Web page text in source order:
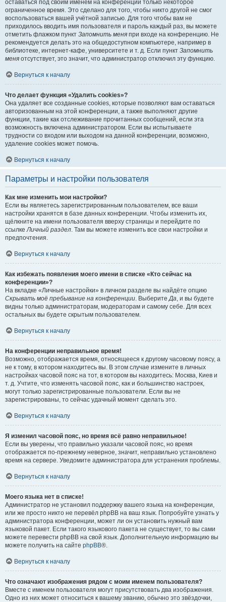
оставаться под своим именем на конференции только некоторое
ограниченное время. Это сделано для того, чтобы никто другой не смог
воспользоваться вашей учётной записью. Для того чтобы вам не
приходилось вводить имя пользователя и пароль каждый раз, вы можете
отметить флажком пункт Запомнить меня при входе на конференцию. Не
рекомендуется делать это на общедоступном компьютере, например в
библиотеке, интернет-кафе, университете и т. д. Если пункт Запомнить
меня отсутствует, это значит, что администратор отключил эту функцию.
Вернуться к началу
Что делает функция «Удалить cookies»?
Она удаляет все созданные cookies, которые позволяют вам оставаться
авторизованным на этой конференции, а также выполняют другие
функции, такие как отслеживание прочитанных сообщений, если эта
возможность включена администратором. Если вы испытываете
трудности со входом или выходом на данной конференции, возможно,
удаление cookies может помочь.
Вернуться к началу
Параметры и настройки пользователя
Как мне изменить мои настройки?
Если вы являетесь зарегистрированным пользователем, все ваши
настройки хранятся в базе данных конференции. Чтобы изменить их,
щёлкните на имени пользователя вверху страницы и перейдите по
ссылкеЛичный раздел. Там вы можете изменить все свои настройки и
предпочтения.
Вернуться к началу
Как избежать появления моего имени в списке «Кто сейчас на
конференции»?
На вкладке «Личные настройки» в личном разделе вы найдёте опцию
Скрывать моё пребывание на конференции. ВыберитеДа, и вы будете
видны только администраторам, модераторам и самому себе. Для всех
остальных вы будете скрытым пользователем.
Вернуться к началу
На конференции неправильное время!
Возможно, отображается время, относящееся к другому часовому поясу, а
не к тому, в котором находитесь вы. В этом случае измените в личных
настройках часовой пояс на тот, в котором вы находитесь: Москва, Киев и
т. д. Учтите, что изменять часовой пояс, как и большинство настроек,
могут только зарегистрированные пользователи. Если вы не
зарегистрированы, то сейчас удачный момент сделать это.
Вернуться к началу
Я изменил часовой пояс, но время всё равно неправильное!
Если вы уверены, что правильно указали часовой пояс, но время
отображается по-прежнему неверное, значит, неправильно установлено
время на сервере. Уведомите администратора для устранения проблемы.
Вернуться к началу
Моего языка нет в списке!
Администратор не установил поддержку вашего языка на конференции,
или же просто никто не перевёл phpBB на ваш язык. Попробуйте узнать у
администратора конференции, может ли он установить нужный вам
языковой пакет. Если такого языкового пакета не существует, то вы сами
можете перевести phpBB на свой язык. Дополнительную информацию вы
можете получить на сайте phpBB®.
Вернуться к началу
Что означают изображения рядом с моим именем пользователя?
Вместе с именем пользователя могут присутствовать два изображения.
Одно из них может относиться к вашему званию, обычно это звёздочки,